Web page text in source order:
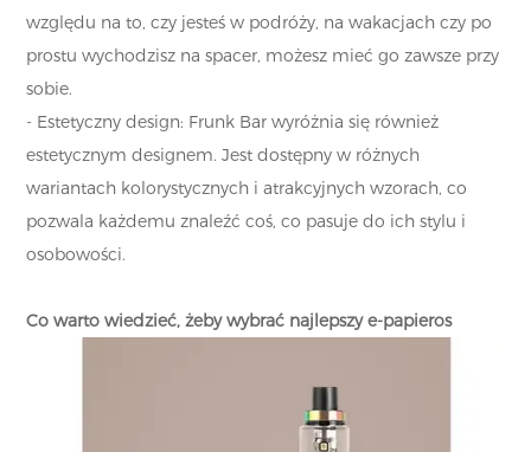
względu na to, czy jesteś w podróży, na wakacjach czy po
prostu wychodzisz na spacer, możesz mieć go zawsze przy
sobie.
- Estetyczny design: Frunk Bar wyróżnia się również
estetycznym designem. Jest dostępny w różnych
wariantach kolorystycznych i atrakcyjnych wzorach, co
pozwala każdemu znaleźć coś, co pasuje do ich stylu i
osobowości.
Co warto wiedzieć, żeby wybrać najlepszy e-papieros